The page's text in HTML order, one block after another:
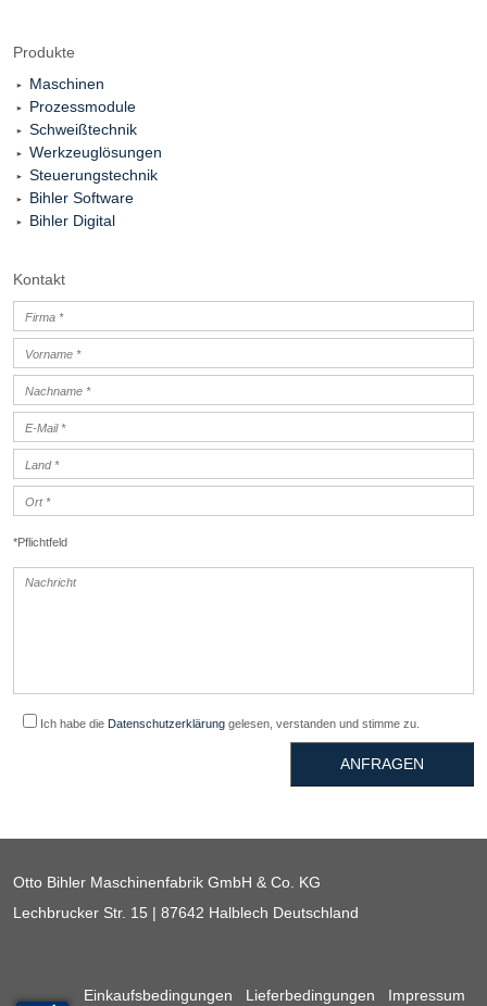
Produkte
Maschinen
Prozessmodule
Schweißtechnik
Werkzeuglösungen
Steuerungstechnik
Bihler Software
Bihler Digital
Kontakt
*Pflichtfeld
Ich habe die Datenschutzerklärunggelesen, verstanden und stimme zu.
ANFRAGEN
Otto Bihler Maschinenfabrik GmbH & Co. KG
Lechbrucker Str. 15 | 87642 Halblech Deutschland
Einkaufsbedingungen Lieferbedingungen Impressum